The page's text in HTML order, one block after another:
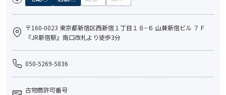
〒160-0023 東京都新宿区西新宿１丁目１８−６ 山兼新宿ビル ７Ｆ
『JR新宿駅』南口改札より徒歩3分
050-5269-5836
古物商許可番号